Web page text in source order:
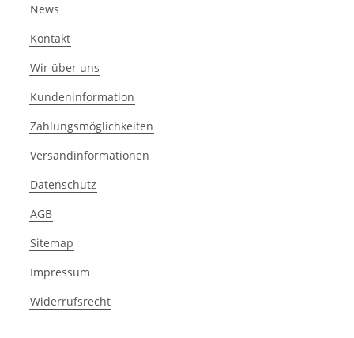
News
Kontakt
Wir über uns
Kundeninformation
Zahlungsmöglichkeiten
Versandinformationen
Datenschutz
AGB
Sitemap
Impressum
Widerrufsrecht